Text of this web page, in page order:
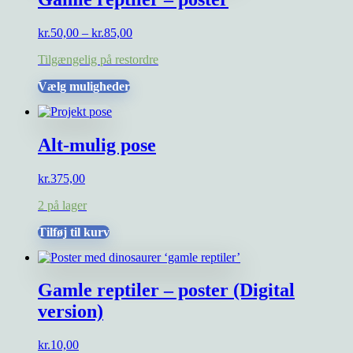
Mulighederne
vælges
på
varesiden
kr.50,00 – kr.85,00Prisinterval:
til
Tilgængelig på restordre
Vælg mulighederDette
varianter.
Mulighederne
Alt-mulig pose
kr.375,00
2 på lager
Tilføj til kurv
Gamle reptiler – poster (Digital
version)
kr.10,00